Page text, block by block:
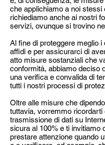
che applichiamo a noi stessi
richiediamo anche ai nostri
servizi, ovunque si trovino
Al fine di proteggere meglio i
affidi e per assicurarci di
atto misure sostanziali che
conformità, abbiamo deciso
una verifica e convalida di
tutti i nostri processi di
Oltre alle misure che
tuttavia, vorremmo ricordarti
trasmissione di dati su
sicura al 100% e ti invitiamo
prestare attenzione quando